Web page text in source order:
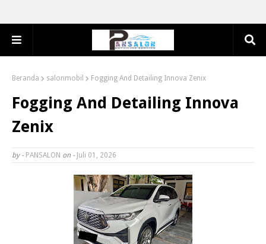
Beranda salonmobil Fogging And Detailing Innova Zenix
Fogging And Detailing Innova
Zenix
by - PANSALON on - Juli 01, 2026